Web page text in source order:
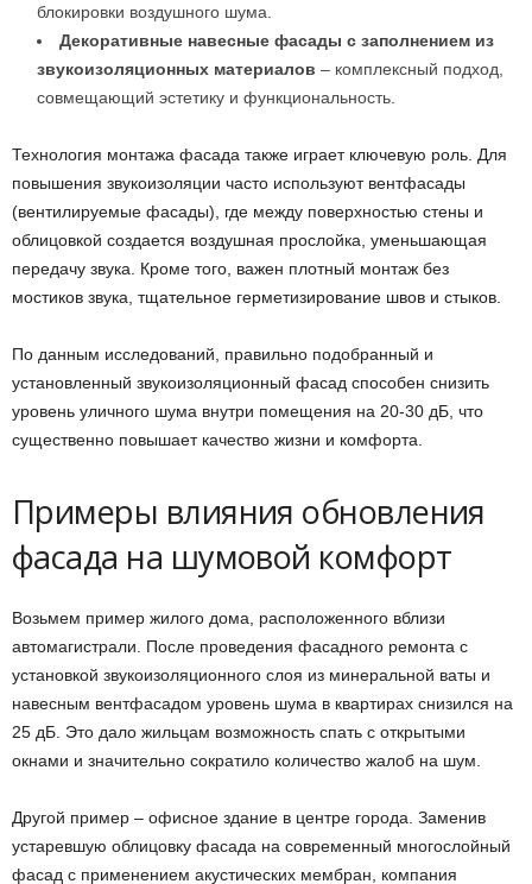
блокировки воздушного шума.
Декоративные навесные фасады с заполнением из
звукоизоляционных материалов – комплексный подход,
совмещающий эстетику и функциональность.
Технология монтажа фасада также играет ключевую роль. Для
повышения звукоизоляции часто используют вентфасады
(вентилируемые фасады), где между поверхностью стены и
облицовкой создается воздушная прослойка, уменьшающая
передачу звука. Кроме того, важен плотный монтаж без
мостиков звука, тщательное герметизирование швов и стыков.
По данным исследований, правильно подобранный и
установленный звукоизоляционный фасад способен снизить
уровень уличного шума внутри помещения на 20-30 дБ, что
существенно повышает качество жизни и комфорта.
Примеры влияния обновления
фасада на шумовой комфорт
Возьмем пример жилого дома, расположенного вблизи
автомагистрали. После проведения фасадного ремонта с
установкой звукоизоляционного слоя из минеральной ваты и
навесным вентфасадом уровень шума в квартирах снизился на
25 дБ. Это дало жильцам возможность спать с открытыми
окнами и значительно сократило количество жалоб на шум.
Другой пример – офисное здание в центре города. Заменив
устаревшую облицовку фасада на современный многослойный
фасад с применением акустических мембран, компания